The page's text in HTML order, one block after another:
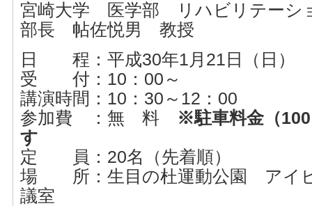
宮崎大学 医学部 リハビリテーシ
部長 帖佐悦男 教授
日 程：平成30年1月21日（日）
受 付：10：00～
講演時間：10：30～12：00
参加費 ：無 料
※駐車料金（
す
定 員：20名（先着順）
場 所：生目の杜運動公園 アイ
議室